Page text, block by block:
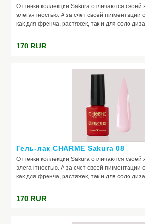
Оттенки коллекции Sakura отличаются своей
элегантностью. А за счет своей пигментации
как для френча, растяжек, так и для соло
идеальная полимеризация актуальная
old money
170 RUR
Гель-лак CHARME Sakura 08
Оттенки коллекции Sakura отличаются своей
элегантностью. А за счет своей пигментации
как для френча, растяжек, так и для соло
идеальная полимеризация актуальная
old money
170 RUR